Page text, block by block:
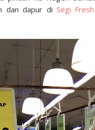
dan dapur di Segi